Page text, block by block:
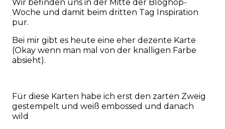
Wir befinden uns in der Mitte der Bloghop-
Woche und damit beim dritten Tag Inspiration
pur.
Bei mir gibt es heute eine eher dezente Karte
(Okay wenn man mal von der knalligen Farbe
absieht).
Für diese Karten habe ich erst den zarten Zweig
gestempelt und weiß embossed und danach
wild